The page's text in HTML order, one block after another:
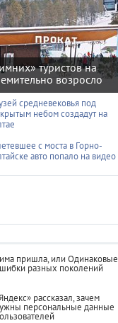
туристов на
возросло
средневековья под
небом создадут на
с моста в Горно-
авто попало на видео
пришла, или Одинаковые
разных поколений
рассказал, зачем
персональные данные